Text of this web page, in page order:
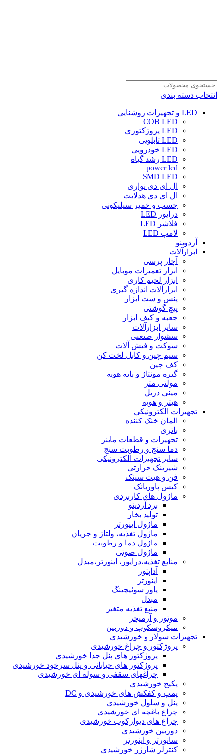
انتخاب دسته بندی
LED و تجهیزات روشنایی
COB LED
LED پروژکتوری
LED تابلویی
LED خودرویی
LED رشد گیاه
power led
SMD LED
ال ای دی نواری
ال ای دی هدلایت
چسب و خمیر سیلیکونی
درایور LED
فلاشر LED
لامپ LED
آردوینو
ابزارآلات
آچار پرسی
ابزار تعمیرات موبایل
ابزار لحیم کاری
ابزارآلات اندازه گیری
پنس و ست ابزار
پیچ گوشتی
جعبه و کیف ابزار
سایر ابزارآلات
سشوار صنعتی
سوکت و فیش آلات
سیم چین و کابل لخت کن
کف چین
گیره مونتاژ و پایه هویه
مولتی متر
مینی دریل
هیتر و هویه
تجهیزات الکترونیکی
المان خنک کننده
باتری
تجهیزات و قطعات ماینر
دما سنج و رطوبت سنج
سایر تجهیزات الکترونیکی
شیرینک حرارتی
فن و هیت سینک
کیس پاوربانک
ماژول های کاربردی
برد آردینو
تولید بخار
ماژول اینورتر
ماژول تغذیه، ولتاژ و جریان
ماژول دما و رطوبت
ماژول صوتی
منابع تغذیه،درایور، اینورتر،مبدل
آداپتور
اینورتر
پاور سوئیچینگ
مبدل
منبع تغذیه متغیر
موتور و آرمیچر
میکروسکوپ و دوربین
تجهیزات سولار و خورشیدی
پروژکتور و چراغ خورشیدی
پروژکتور های پنل جدا خورشیدی
پروژکتور های خیابانی و پنل سرخود خورشیدی
چراغهای سقفی و سوله ای خورشیدی
پکیج خورشیدی
پمپ و کفکش های خورشیدی و DC
پنل و سلول خورشیدی
چراغ باغچه ای خورشیدی
چراغ های دیوارکوب خورشیدی
دوربین خورشیدی
سانورتر و اینورتر
کنترلر شارژر خورشیدی